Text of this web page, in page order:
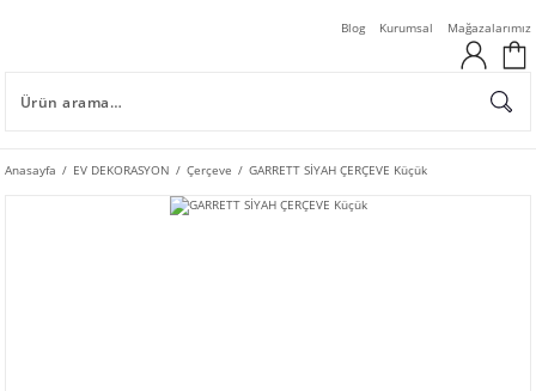
Blog Kurumsal Mağazalarımız
Anasayfa EV DEKORASYON Çerçeve GARRETT SİYAH ÇERÇEVE Küçük